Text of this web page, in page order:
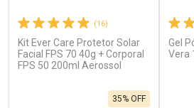
(16)
Kit Ever Care Protetor Solar
Facial FPS 70 40g + Corporal
FPS 50 200ml Aerossol
35% OFF
Gel
Vera